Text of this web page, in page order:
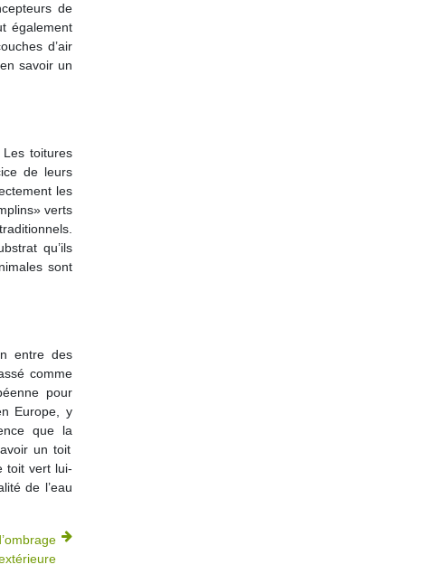
de
également
d’air
savoir un
toitures
de leurs
les
verts
qu’ils
sont
entre des
comme
pour
Europe, y
que la
un toit
toit vert lui-
de l’eau